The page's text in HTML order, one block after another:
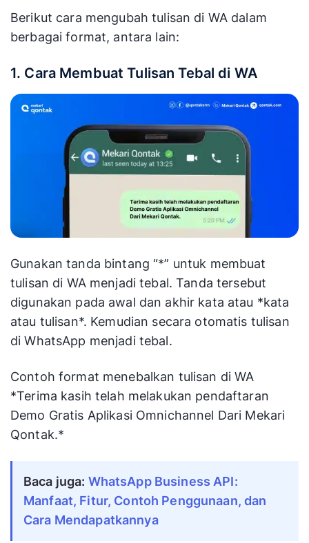
Berikut cara mengubah tulisan di WA dalam
berbagai format, antara lain:
1. Cara Membuat Tulisan Tebal di WA
Gunakan tanda bintang “*” untuk membuat
tulisan di WA menjadi tebal. Tanda tersebut
digunakan pada awal dan akhir kata atau *kata
atau tulisan*. Kemudian secara otomatis tulisan
di WhatsApp menjadi tebal.
Contoh format menebalkan tulisan di WA
*Terima kasih telah melakukan pendaftaran
Demo Gratis Aplikasi Omnichannel Dari Mekari
Qontak.*
Baca juga: WhatsApp Business API:
Manfaat, Fitur, Contoh Penggunaan, dan
Cara Mendapatkannya